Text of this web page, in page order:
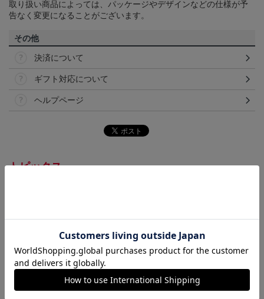
取り扱い商品によっては、パッケージやデザインなどの仕様が予
告なく変更になることがございます。
その他
決済について
ギフト対応について
ヘルプページ
トピックス
カテゴリから探す